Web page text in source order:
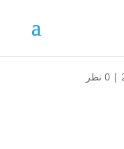
| 0 نظر